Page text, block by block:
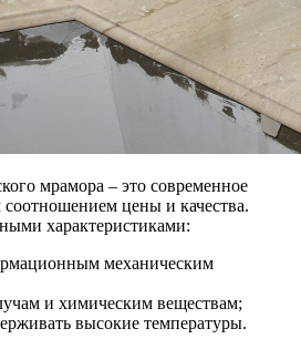
мрамора – это современное
цены и качества.
характеристиками:
механическим
и химическим веществам;
высокие температуры.